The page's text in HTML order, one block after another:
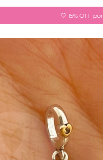
🤍 15% OFF por transferencia